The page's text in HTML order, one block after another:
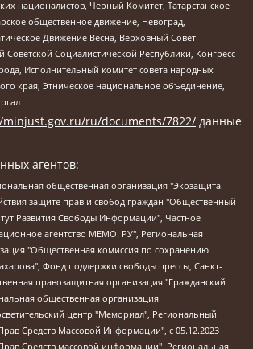
националистов, Черный Комитет, Татарстанское
общественное движение, Невоград,
Движение Весна, Верховный Совет
Советской Социалистической Республики, Конгресс
Исполнительный комитет совета народных
края, Этническое национальное объединение,
ru/documents/7822/ данные
агентов:
Чешское информационное агентство "MEDIUM-ORIENT", Красноярская региональная общественная организация "Мы против СПИДа", Камалягин Денис Николаевич, Маркелов Сергей Евгеньевич, Пономарев Лев Александрович, Савицкая Людмила Алексеевна, Автономная некоммерческая организация "Центр по работе с проблемой насилия "НАСИЛИЮ.НЕТ", Межрегиональный профессиональный союз работников здравоохранения "Альянс врачей", Юридическое лицо, зарегистрированное в Латвийской Республике, SIA "Medusa Project" (регистрационный номер 40103797863, дата регистрации 10.06.2014), Некоммерческая организация "Фонд по борьбе с коррупцией", Автономная некоммерческая организация "Институт права и публичной политики", Баданин Роман Сергеевич, Гликин Максим Александрович, Железнова Мария Михайловна, Лукьянова Юлия Сергеевна, Маетная Елизавета Витальевна, Маняхин Петр Борисович, Чуракова Ольга Владимировна, Ярош Юлия Петровна, Юридическое лицо "The Insider SIA", зарегистрированное в Риге, Латвийская Республика (дата регистрации 26.06.2015), являющееся администратором доменного имени интернет-издания "The Insider SIA", https://theins.ru, Постернак Алексей Евгеньевич, Рубин Михаил Аркадьевич, Анин Роман Александрович, Юридическое лицо Istories fonds, зарегистрированное в Латвийской Республике (регистрационный номер 50008295751, дата регистрации 24.02.2020), Великовский Дмитрий Александрович, Долинина Ирина Николаевна, Мароховская Алеся Алексеевна, Шлейнов Роман Юрьевич, Шмагун Олеся Валентиновна, Общество с ограниченной ответственностью "Альтаир 2021", Общество с ограниченной ответственностью "Вега 2021", Общество с ограниченной ответственностью "Главный редактор 2021", Общество с ограниченной ответственностью "Ромашки монолит", Важенков Артем Валерьевич, Ивановская областная общественная организация "Центр гендерных исследований", Гурман Юрий Альбертович, Медиапроект "ОВД-Инфо", Егоров Владимир Владимирович, Жилинский Владимир Александрович, Общество с ограниченной ответственностью "ЗП", Иванова София Юрьевна, Карезина Инна Павловна, Кильтау Екатерина Викторовна, Петров Алексей Викторович, Пискунов Сергей Евгеньевич, Смирнов Сергей Сергеевич, Тихонов Михаил Сергеевич, Общество с ограниченной ответственностью "ЖУРНАЛИСТ-ИНОСТРАННЫЙ АГЕНТ", Арапова Галина Юрьевна, Вольтская Татьяна Анатольевна, Американская компания "Mason G.E.S. Anonymous Foundation" (США), являющаяся владельцем интернет-издания https://mnews.world/, Компания "Stichting Bellingcat", зарегистрированная в Нидерландах (дата регистрации 11.07.2018), Захаров Андрей Вячеславович, Клепиковская Екатерина Дмитриевна, Общество с ограниченной ответственностью "МЕМО", Перл Роман Александрович, Симонов Евгений Алексеевич, Соловьева Елена Анатольевна, Сотников Даниил Владимирович, Сурначева Елизавета Дмитриевна, Автономная некоммерческая организация по защите прав человека и информированию населения "Якутия – Наше Мнение", Общество с ограниченной ответственностью "Москоу диджитал медиа", с 26.01.2023 Общество с ограниченной ответственностью "Чайка Белые сады", Ветошкина Валерия Валерьевна, Заговора Максим Александрович, Межрегиональное общественное движение "Российская ЛГБТ - сеть", Оленичев Максим Владимирович, Павлов Иван Юрьевич, Скворцова Елена Сергеевна, Общество с ограниченной ответственностью "Как бы инагент", Кочетков Игорь Викторович, Общество с ограниченной ответственностью "Честные выборы", Еланчик Олег Александрович, Общество с ограниченной ответственностью "Нобелевский призыв", Гималова Регина Эмилевна, Григорьев Андрей Валерьевич, Григорьева Алина Александровна, Ассоциация по содействию защите прав призывников, альтернативнослужащих и военнослужащих "Правозащитная группа "Гражданин.Армия.Право", Хисамова Регина Фаритовна, Автономная некоммерческая организация по реализации социально-правовых программ "Лилит", Дальневосточное общественное движение "Маяк", Санкт-Петербургская ЛГБТ-инициативная группа "Выход", Инициативная группа ЛГБТ+ "Реверс", Алексеев Андрей Викторович, Бекбулатова Таисия Львовна, Беляев Иван Михайлович, Владыкина Елена Сергеевна, Гельман Марат Александрович, Никульшина Вероника Юрьевна, Толоконникова Надежда Андреевна, Шендерович Виктор Анатольевич, Общество с ограниченной ответственностью "Данное сообщение", Общество с ограниченной ответственностью Издательский дом "Новая глава", Айнбиндер Александра Александровна, Московский комьюнити-центр для ЛГБТ+инициатив, Благотворительный фонд развития филантропии, Deutsche Welle (Германия, Kurt-Schumacher-Strasse 3, 53113 Bonn), Борзунова Мария Михайловна, Воробьев Виктор Викторович, Голубева Анна Львовна, Константинова Алла Михайловна, Малкова Ирина Владимировна, Мурадов Мурад Абдулгалимович, Осетинская Елизавета Николаевна, Понасенков Евгений Николаевич, Ганапольский Матвей Юрьевич, Киселев Евгений Алексеевич, Борухович Ирина Григорьевна, Дремин Иван Тимофеевич, Дубровский Дмитрий Викторович, Красноярская региональная общественная организация поддержки и развития альтернативных образовательных технологий и межкультурных коммуникаций "ИНТЕРРА", Маяковская Екатерина Алексеевна, Фейгин Марк Захарович, Филимонов Андрей Викторович, Дзугкоева Регина Николаевна, Доброхотов Роман Александрович, Дудь Юрий Александрович, Елкин Сергей Владимирович, Кругликов Кирилл Игоревич, Сабунаева Мария Леонидовна, Семенов Алексей Владимирович, Шаинян Карен Багратович, Шульман Екатерина Михайловна, Асафьев Артур Валерьевич, Вахштайн Виктор Семенович, Венедиктов Алексей Алексеевич, Лушникова Екатерина Евгеньевна, Волков Леонид Михайлович, Невзоров Александр Глебович, Пархоменко Сергей Борисович, Сироткин Ярослав Николаевич, Кара-Мурза Владимир Владимирович, Баранова Наталья Владимировна, Гозман Леонид Яковлевич, Кагарлицкий Борис Юльевич, Климарев Михаил Валерьевич, Милов Владимир Станиславович, Автономная некоммерческая организация Краснодарский центр современного искусства "Типография", Моргенштерн Алишер Тагирович, Соболь Любовь Эдуардовна, Общество с ограниченной ответственностью "ЛИЗА НОРМ", Каспаров Гарри Кимович, Ходорковский Михаил Борисович, Общество с ограниченной ответственностью "Апрельские тезисы", Данилович Ирина Брониславовна, Кашин Олег Владимирович, Петров Николай Владимирович, Пивоваров Алексей Владимирович, Соколов Михаил Владимирович, Цветкова Юлия Владимировна, Чичваркин Евгений Александрович, Комитет против пыток/Команда против пыток, Общество с ограниченной ответственностью "Первый научный", Общество с ограниченной ответственностью "Вертолет и ко", Белоцерковская Вероника Борисовна, Кац Максим Евгеньевич, Лазарева Татьяна Юрьевна, Шаведдинов Руслан Табризович, Яшин Илья Валерьевич, Общество с ограниченной ответственностью "Иноагент ААВ", Алешковский Дмитрий Петрович, Альбац Евгения Марковна, Быков Дмитрий Львович, Галямина Юлия Евгеньевна, Лойко Сергей Леонидович, Мартынов Кирилл Константинович, Медведев Сергей Александрович, Крашенинников Федор Геннадиевич, Гордеева Катерина Вл